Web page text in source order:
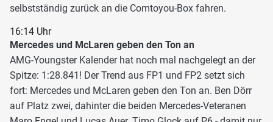
selbstständig zurück an die Comtoyou-Box fahren.
16:14 Uhr
Mercedes und McLaren geben den Ton an
AMG-Youngster Kalender hat noch mal nachgelegt an der
Spitze: 1:28.841! Der Trend aus FP1 und FP2 setzt sich
fort: Mercedes und McLaren geben den Ton an. Ben Dörr
auf Platz zwei, dahinter die beiden Mercedes-Veteranen